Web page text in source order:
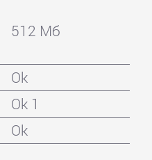
512 Мб
Ok
Ok 1
Ok